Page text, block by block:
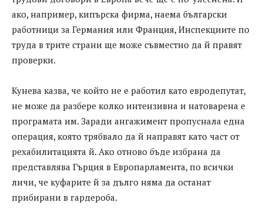
ако, например, кипърска фирма, наема български
работници за Германия или Франция, Инспекциите по
труда в трите страни ще може съвместно да й правят
проверки.
Кунева казва, че който не е работил като евродепутат,
не може да разбере колко интензивна и натоварена е
програмата им. Заради ангажимент пропуснала една
операция, която трябвало да й направят като част от
рехабилитацията й. Ако отново бъде избрана да
представлява Гърция в Европарламента, по всички
личи, че куфарите й за дълго няма да останат
прибирани в гардероба.